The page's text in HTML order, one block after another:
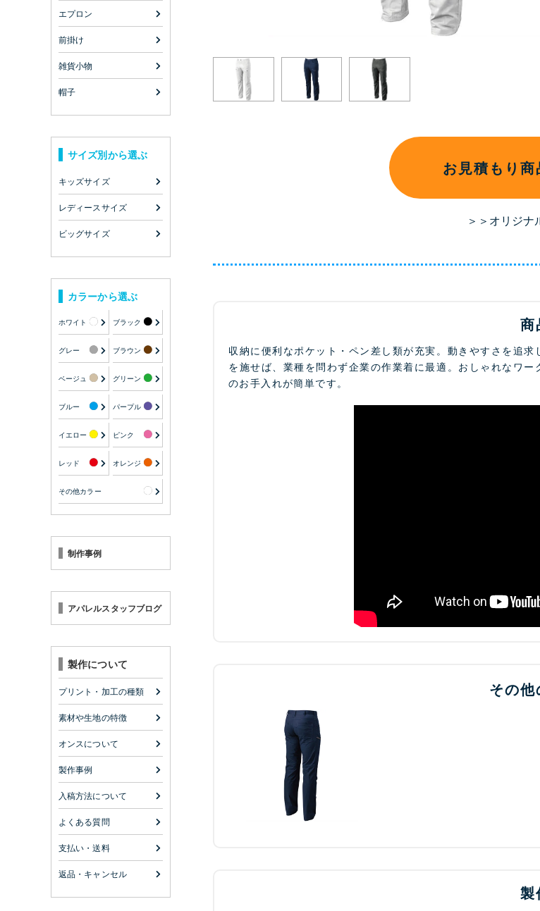
エプロン
前掛け
雑貨小物
帽子
サイズ別から選ぶ
キッズサイズ
レディースサイズ
ビッグサイズ
カラーから選ぶ
ホワイト ブラック
グレー ブラウン
ベージュ グリーン
ブルー パープル
イエロー ピンク
レッド オレンジ
その他カラー
制作事例
アパレルスタッフブログ
製作について
プリント・加工の種類
素材や生地の特徴
オンスについて
製作事例
入稿方法について
よくある質問
支払い・送料
返品・キャンセル
お見積もり
＞＞オリジナ
商
収納に便利なポケット・ペン差し類が充実。動きやすさを追
を施せば、業種を問わず企業の作業着に最適。おしゃれなワ
のお手入れが簡単です。
その
製